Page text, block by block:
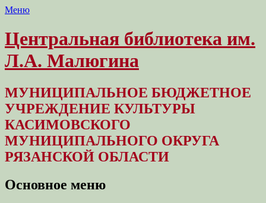
Меню
Центральная библиотека им.
Л.А. Малюгина
МУНИЦИПАЛЬНОЕ БЮДЖЕТНОЕ
УЧРЕЖДЕНИЕ КУЛЬТУРЫ
КАСИМОВСКОГО
МУНИЦИПАЛЬНОГО ОКРУГА
РЯЗАНСКОЙ ОБЛАСТИ
Основное меню